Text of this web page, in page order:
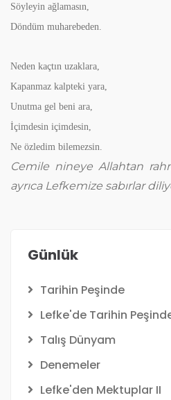
Söyleyin ağlamasın,
Döndüm muharebeden.
Neden kaçtın uzaklara,
Kapanmaz kalpteki yara,
Unutma gel beni ara,
İçimdesin içimdesin,
Ne özledim bilemezsin.
Cemile nineye Allahtan
ayrıca Lefkemize sabırlar
Günlük
Tarihin Peşinde
Lefke'de Tarihin
Talış Dünyam
Denemeler
Lefke'den Mektuplar II